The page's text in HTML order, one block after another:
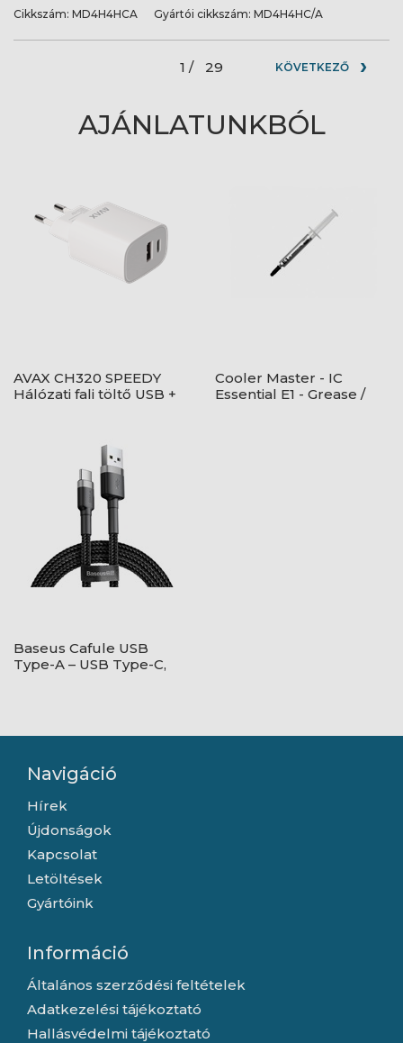
Cikkszám: MD4H4HCA Gyártói cikkszám: MD4H4HC/A
1 / 29 KÖVETKEZŐ
AJÁNLATUNKBÓL
AVAX CH320 SPEEDY
Hálózati fali töltő USB +
Cooler Master - IC
Essential E1 - Grease /
Baseus Cafule USB
Type-A – USB Type-C,
Navigáció
Hírek
Újdonságok
Kapcsolat
Letöltések
Gyártóink
Információ
Általános szerződési feltételek
Adatkezelési tájékoztató
Hallásvédelmi tájékoztató